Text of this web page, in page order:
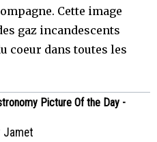
Cette image
gaz incandescents
coeur dans toutes les
Picture Of the Day -
Jamet